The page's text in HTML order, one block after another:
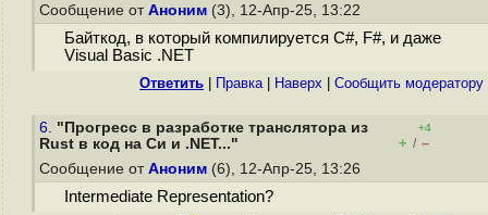
Сообщение от Аноним (3), 12-Апр-25, 13:22
Байткод, в который компилируется C#, F#, и даже
Visual Basic .NET
Ответить Правка| Наверх Cообщить модератору
6. "Прогресс в разработке транслятора из
Rust в код на Cи и .NET..."
+4
+ / –
Сообщение от Аноним (6), 12-Апр-25, 13:26
Intermediate Representation?